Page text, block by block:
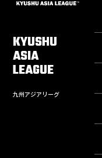
KYUSHU
ASIA
LEAGUE
九州アジアリーグ